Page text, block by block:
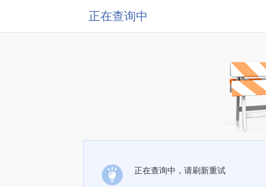
正在查询中
正在查询中，请刷新重试